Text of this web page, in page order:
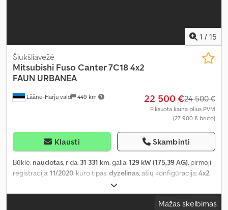
1 / 15
Lääne-Harju vald 449 km
Šiukšliavežė
Mitsubishi Fuso Canter 7C18 4x2
FAUN URBANEA
22 500 €24 500 €
Fiksuota kaina plius PVM
(27 900 € bruto)
Klausti Skambinti
Būklė: naudotas, rida: 31 331 km, galia:129 kW (175,39 AG), pirmoji
registracija:11/2020, kuro tipas:dyzelinas, ašių konfigūracija:4x2,
dyzelinas
emisijos klasė:Euro 6, pakaba:plienas, bendras ilgis:5 610 mm,
2 750 mm, Gamybos
Mažas skelbimas